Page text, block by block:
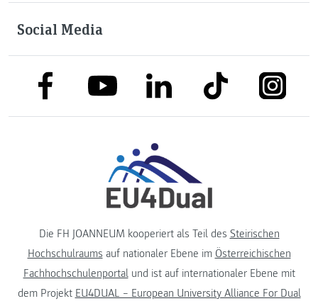
Social Media
link to facebooklink to youtubelink to linkedinlink to tiktok
Die FH JOANNEUM kooperiert als Teil des Steirischen
Hochschulraums auf nationaler Ebene im Österreichischen
Fachhochschulenportalund ist auf internationaler Ebene mit
dem Projekt EU4DUAL – European University Alliance For Dual